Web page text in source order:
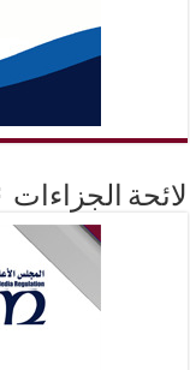
لائحة الجزاءات